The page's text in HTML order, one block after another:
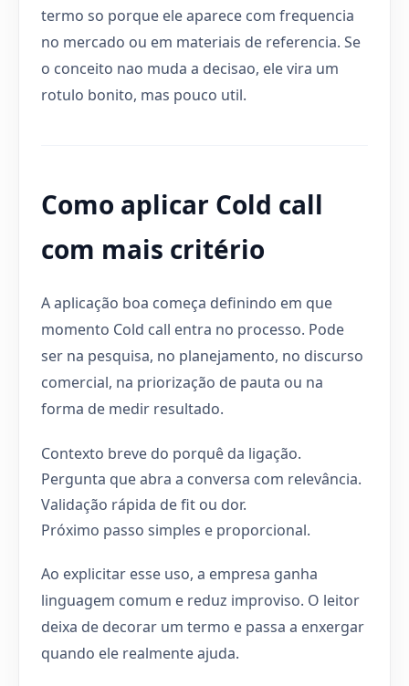
termo so porque ele aparece com frequencia
no mercado ou em materiais de referencia. Se
o conceito nao muda a decisao, ele vira um
rotulo bonito, mas pouco util.
Como aplicar Cold call
com mais critério
A aplicação boa começa definindo em que
momento Cold call entra no processo. Pode
ser na pesquisa, no planejamento, no discurso
comercial, na priorização de pauta ou na
forma de medir resultado.
Contexto breve do porquê da ligação.
Pergunta que abra a conversa com relevância.
Validação rápida de fit ou dor.
Próximo passo simples e proporcional.
Ao explicitar esse uso, a empresa ganha
linguagem comum e reduz improviso. O leitor
deixa de decorar um termo e passa a enxergar
quando ele realmente ajuda.